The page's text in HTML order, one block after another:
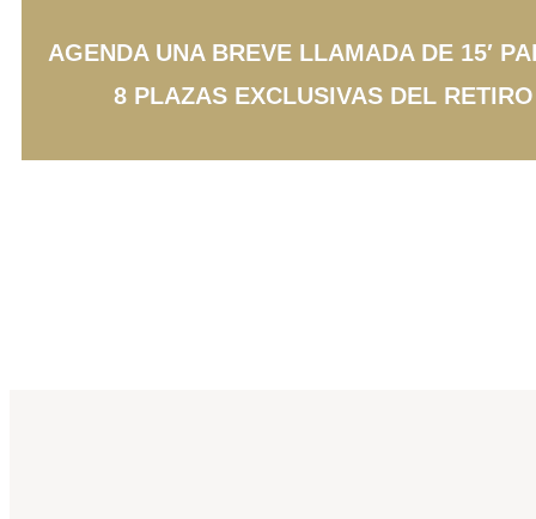
AGENDA UNA BREVE LLAMADA DE 15′
8 PLAZAS EXCLUSIVAS DEL